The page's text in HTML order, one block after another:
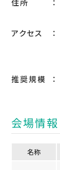
住所
アクセス
推奨規模
会場情報
名称